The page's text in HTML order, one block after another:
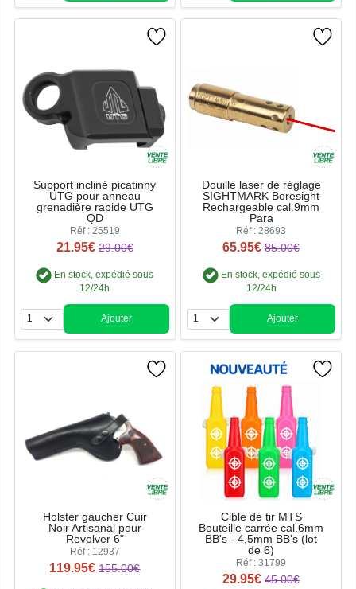
Support incliné picatinny
UTG pour anneau
grenadière rapide UTG
QD
Réf : 25519
21.95€ 29.00€
En stock, expédié sous
12/24h
Quantité
Ajouter
Douille laser de réglage
SIGHTMARK Boresight
Rechargeable cal.9mm
Para
Réf : 28693
65.95€ 85.00€
En stock, expédié sous
12/24h
Quantité
Ajouter
Holster gaucher Cuir
Noir Artisanal pour
Revolver 6"
Réf : 12937
119.95€ 155.00€
Cible de tir MTS
Bouteille carrée cal.6mm
BB's - 4,5mm BB's (lot
de 6)
Réf : 31799
29.95€ 45.00€